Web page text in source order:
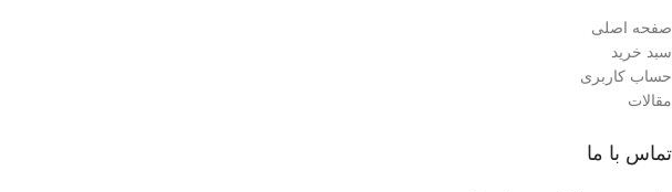
صفحه اصلی
سبد خرید
حساب کاربری
مقالات
تماس با ما